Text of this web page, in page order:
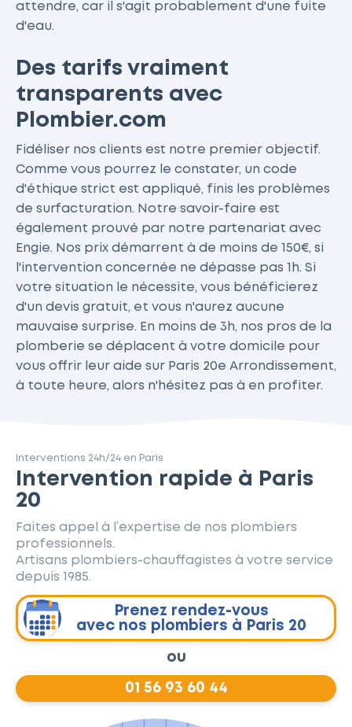
attendre, car il s'agit probablement d'une fuite
d'eau.
Des tarifs vraiment
transparents avec
Plombier.com
Fidéliser nos clients est notre premier objectif.
Comme vous pourrez le constater, un code
d'éthique strict est appliqué, finis les problèmes
de surfacturation. Notre savoir-faire est
également prouvé par notre partenariat avec
Engie. Nos prix démarrent à de moins de 150€, si
l'intervention concernée ne dépasse pas 1h. Si
votre situation le nécessite, vous bénéficierez
d'un devis gratuit, et vous n'aurez aucune
mauvaise surprise. En moins de 3h, nos pros de la
plomberie se déplacent à votre domicile pour
vous offrir leur aide sur Paris 20e Arrondissement,
à toute heure, alors n'hésitez pas à en profiter.
Interventions 24h/24 en Paris
Intervention rapide à Paris
20
Faites appel à l’expertise de nos plombiers
professionnels.
Artisans plombiers-chauffagistes à votre service
depuis 1985.
Prenez rendez-vous
avec nos plombiers à Paris 20
ou
01 56 93 60 44